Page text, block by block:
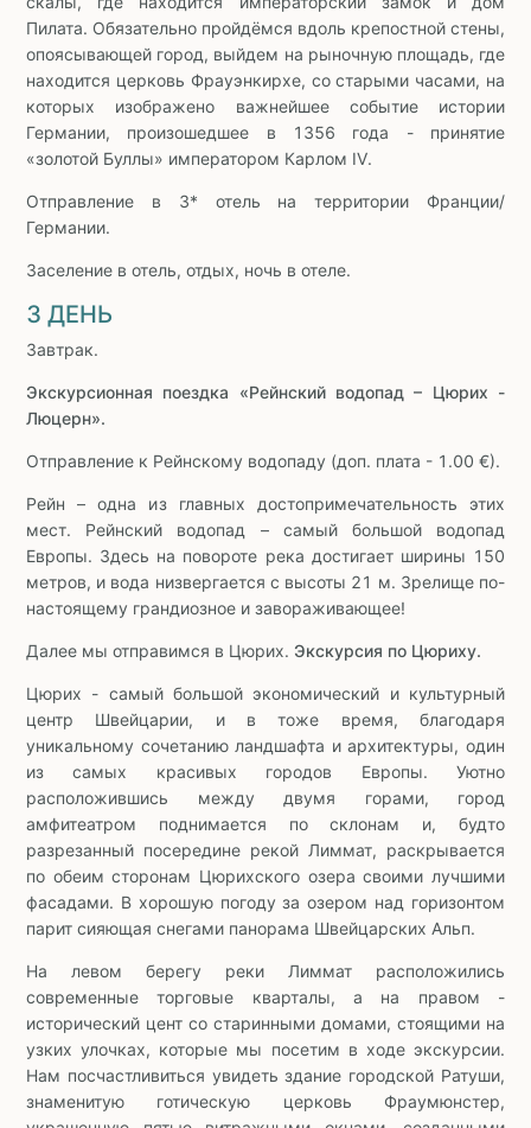
Пилата. Обязательно пройдёмся вдоль крепостной стены,
опоясывающей город, выйдем на рыночную площадь, где
находится церковь Фрауэнкирхе, со старыми часами, на
которых изображено важнейшее событие истории
Германии, произошедшее в 1356 года - принятие
«золотой Буллы» императором Карлом IV.
Отправление в 3* отель на территории Франции/
Германии.
Заселение в отель, отдых, ночь в отеле.
3 ДЕНЬ
Завтрак.
Экскурсионная поездка «Рейнский водопад – Цюрих -
Люцерн».
Отправление к Рейнскому водопаду (доп. плата - 1.00 €).
Рейн – одна из главных достопримечательность этих
мест. Рейнский водопад – самый большой водопад
Европы. Здесь на повороте река достигает ширины 150
метров, и вода низвергается с высоты 21 м. Зрелище по-
настоящему грандиозное и завораживающее!
Далее мы отправимся в Цюрих. Экскурсия по Цюриху.
Цюрих - самый большой экономический и культурный
центр Швейцарии, и в тоже время, благодаря
уникальному сочетанию ландшафта и архитектуры, один
из самых красивых городов Европы. Уютно
расположившись между двумя горами, город
амфитеатром поднимается по склонам и, будто
разрезанный посередине рекой Лиммат, раскрывается
по обеим сторонам Цюрихского озера своими лучшими
фасадами. В хорошую погоду за озером над горизонтом
парит сияющая снегами панорама Швейцарских Альп.
На левом берегу реки Лиммат расположились
современные торговые кварталы, а на правом -
исторический цент со старинными домами, стоящими на
узких улочках, которые мы посетим в ходе экскурсии.
Нам посчастливиться увидеть здание городской Ратуши,
знаменитую готическую церковь Фраумюнстер,